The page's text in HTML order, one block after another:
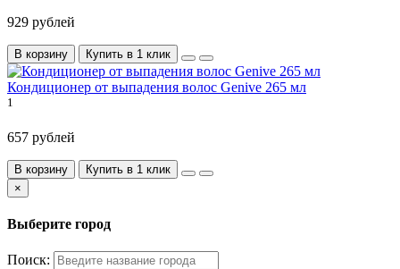
929 рублей
В корзину Купить в 1 клик
Кондиционер от выпадения волос Genive 265 мл
1
657 рублей
В корзину
Купить в 1 клик
×
Выберите город
Поиск: